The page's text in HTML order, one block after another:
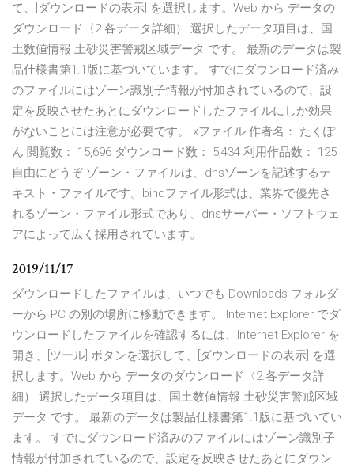
て、[ダウンロードの表示] を選択します。Web から データの
ダウンロード〈2.各データ詳細） 選択したデータ項目は、国
土数値情報 土砂災害警戒区域データ です。 最新のデータは製
品仕様書第1.1版に基づいています。 すでにダウンロード済み
のファイルにはゾーン識別子情報が付加されているので、設
定を反映させたあとにダウンロードしたファイルにしか効果
がないことには注意が必要です。 xファイル 作者名： たくぽ
ん 閲覧数： 15,696 ダウンロード数： 5,434 利用作品数： 125
自由にどうぞ ゾーン・ファイルは、dnsゾーンを記述するテ
キスト・ファイルです。bindファイル形式は、業界で優先さ
れるゾーン・ファイル形式であり、dnsサーバー・ソフトウェ
アによって広く採用されています。
2019/11/17
ダウンロードしたファイルは、いつでも Downloads フォルダ
ーから PC の別の場所に移動できます。 Internet Explorer でダ
ウンロードしたファイルを確認するには、Internet Explorer を
開き、[ツール] ボタンを選択して、[ダウンロードの表示] を選
択します。Web から データのダウンロード〈2.各データ詳
細） 選択したデータ項目は、国土数値情報 土砂災害警戒区域
データ です。 最新のデータは製品仕様書第1.1版に基づいてい
ます。 すでにダウンロード済みのファイルにはゾーン識別子
情報が付加されているので、設定を反映させたあとにダウン